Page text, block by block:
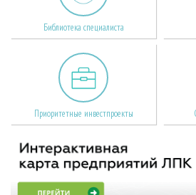
Библиотека специалиста
Приоритетные инвестпроекты